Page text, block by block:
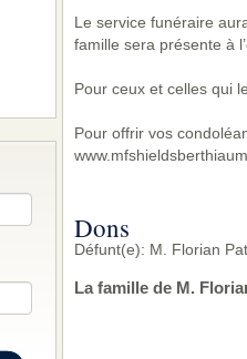
Le service funéraire
famille sera présente à
Pour ceux et celles qui
Pour offrir vos
Dons
Défunt(e): M. Florian
La famille de M.